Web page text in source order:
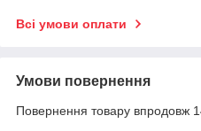
Всі умови оплати
Умови повернення
Повернення товару впродовж